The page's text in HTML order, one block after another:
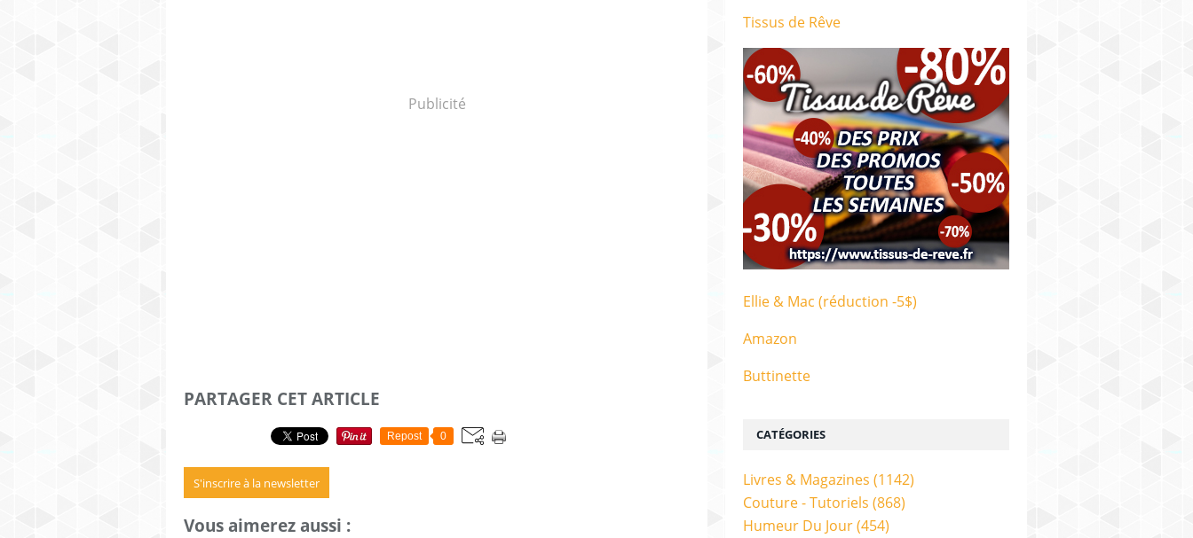
Publicité
PARTAGER CET ARTICLE
Repost 0
S'inscrire à la newsletter
Vous aimerez aussi :
CATÉGORIES
Livres & Magazines (1142)
Couture - Tutoriels (868)
Humeur Du Jour(454)
Tissus de Rêve
Ellie & Mac (réduction -5$)
Amazon
Buttinette